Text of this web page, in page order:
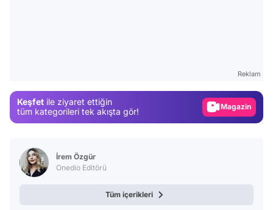
Reklam
Keşfet ile ziyaret ettiğin
tüm kategorileri tek akışta gör!
Magazin
Video
İrem Özgür
Onedio Editörü
Tüm içerikleri